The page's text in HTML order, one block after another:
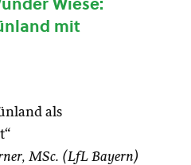
mit
als
MSc. (LfL Bayern)